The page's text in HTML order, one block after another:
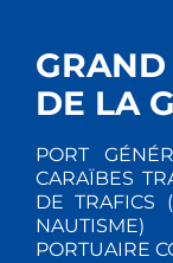
DE LA
PORT
CARAÏBES
DE TRAFICS
PORTUAIRE